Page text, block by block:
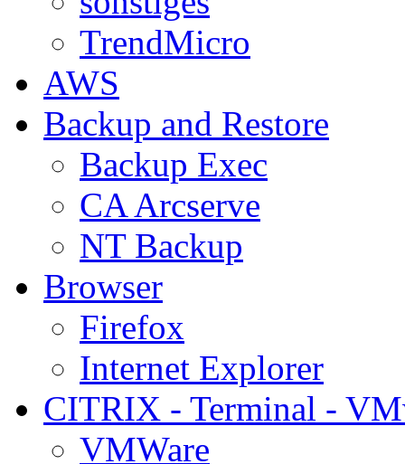
TrendMicro
AWS
Backup and Restore
Backup Exec
CA Arcserve
NT Backup
Browser
Firefox
Internet Explorer
CITRIX - Terminal -
VMWare